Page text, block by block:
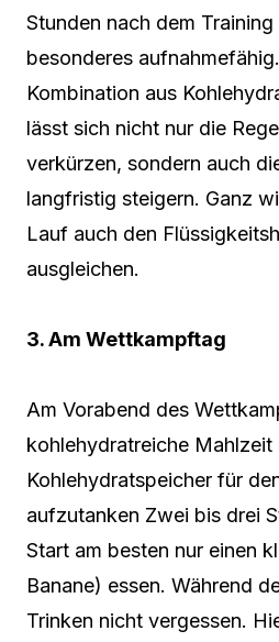
Stunden nach dem
besonderes
Kombination aus
lässt sich nicht nur die
verkürzen, sondern auch
langfristig steigern. Ganz
Lauf auch den
ausgleichen.
3. Am Wettkampftag
Am Vorabend des
kohlehydratreiche Mahlzeit
Kohlehydratspeicher für
aufzutanken Zwei bis drei
Start am besten nur einen
Banane) essen. Während
Trinken nicht vergessen.